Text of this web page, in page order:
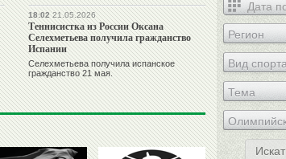
18:0221.05.2026
Теннисистка из России Оксана
Селехметьева получила гражданство
Испании
Селехметьева получила испанское
гражданство 21 мая.
Регион
Вид
Тема